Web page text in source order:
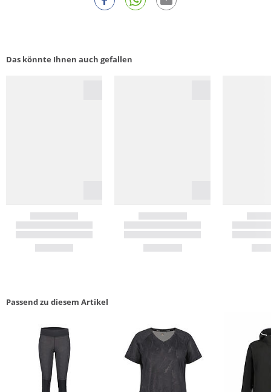
Das könnte Ihnen auch gefallen
Passend zu diesem Artikel